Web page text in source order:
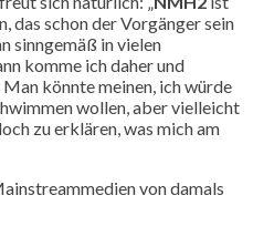
das schon der Vorgänger sein
sinngemäß in vielen
komme ich daher und
könnte meinen, ich würde
wollen, aber vielleicht
zu erklären, was mich am
von damals